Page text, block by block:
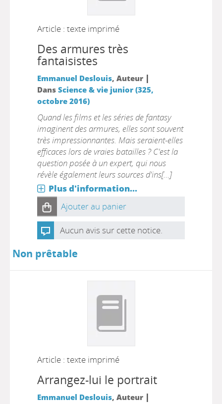
Article : texte imprimé
Des armures très
fantaisistes
Emmanuel Deslouis, Auteur |
Dans Science & vie junior (325,
octobre 2016)
Quand les films et les séries de fantasy
imaginent des armures, elles sont souvent
très impressionnantes. Mais seraient-elles
efficaces lors de vraies batailles ? C'est la
question posée à un expert, qui nous
révèle également leurs sources d'ins[...]
Plus d'information...
Ajouter au panier
Aucun avis sur cette notice.
Non prêtable
Article : texte imprimé
Arrangez-lui le portrait
Emmanuel Deslouis, Auteur |